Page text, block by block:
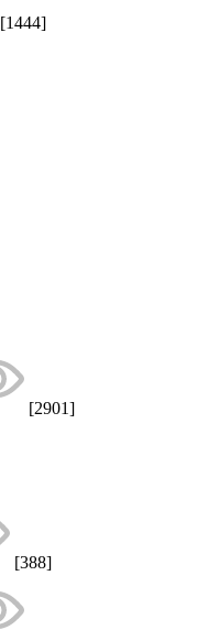
[1444]
[2901]
[388]